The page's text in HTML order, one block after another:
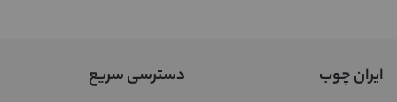
ایران چوب دسترسی سریع